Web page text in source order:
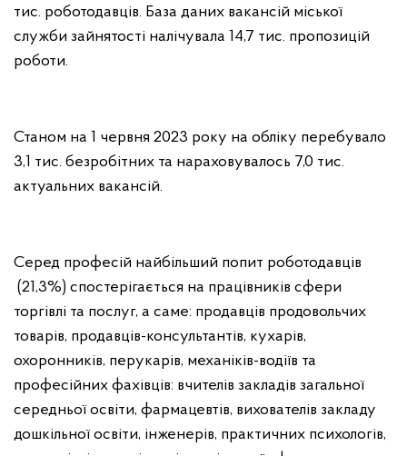
тис. роботодавців. База даних вакансій міської
служби зайнятості налічувала 14,7 тис. пропозицій
роботи.
Станом на 1 червня 2023 року на обліку перебувало
3,1 тис. безробітних та нараховувалось 7,0 тис.
актуальних вакансій.
Серед професій найбільший попит роботодавців
(21,3%) спостерігається на працівників сфери
торгівлі та послуг, а саме: продавців продовольчих
товарів, продавців-консультантів, кухарів,
охоронників, перукарів, механіків-водіїв та
професійних фахівців: вчителів закладів загальної
середньої освіти, фармацевтів, вихователів закладу
дошкільної освіти, інженерів, практичних психологів,